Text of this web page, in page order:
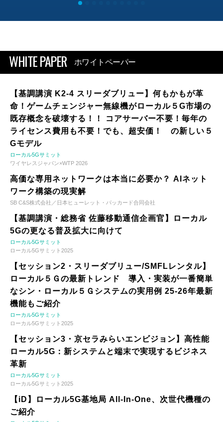
WHITE PAPER ホワイトペーパー
【基調講演 K2-4 スリーダブリュー】何もかもが革
命！ゲームチェンジャー無線機がローカル５G市場の
既存概念を破壊する！！ コアサーバー不要！毎年の
ライセンス費用も不要！でも、超安価！ の新しい５
Gモデル
ローカル5Gサミット
ワイヤレスジャパン×WTP 2026
高価な専用ネットワークは本当に必要か？ AIネット
ワーク構築の現実解
SB C&S株式会社／日本ヒューレット・パッカード合同会社
【基調講演・総務省 佐藤移動通信企画官】ローカル
5Gの更なる普及拡大に向けて
ローカル5Gサミット
ローカル5Gサミット2025
【セッション2・スリーダブリュー/SMFLレンタル】
ローカル５Ｇの最新トレンド 導入・実装が一番簡単
なシン・ローカル５Ｇシステムの実用例 25-26年最新
機能もご紹介
ローカル5Gサミット
ローカル5Gサミット2025
【セッション3・京セラみらいエンビジョン】高性能
ローカル5G：新システムと端末で実現するビジネス
革新
ローカル5Gサミット
ローカル5Gサミット2025
【iD】ローカル5G基地局 All-In-One、次世代機種の
ご紹介